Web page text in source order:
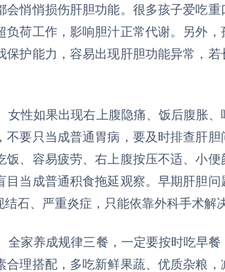
悄悄损伤肝胆功能。很多孩子爱吃重
荷工作，影响胆汁正常代谢。另外，
护能力，容易出现肝胆功能异常，若
性如果出现右上腹隐痛、饭后腹胀、
要只当成普通胃病，要及时排查肝胆
、容易疲劳、右上腹按压不适、小便
当成普通积食拖延观察。早期肝胆问
石、严重炎症，只能依靠外科手术解决
家养成规律三餐，一定要按时吃早餐
理搭配，多吃新鲜果蔬、优质杂粮，